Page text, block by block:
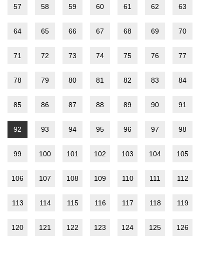
57 58 59 60 61 62 63
64 65 66 67 68 69 70
71 72 73 74 75 76 77
78 79 80 81 82 83 84
85 86 87 88 89 90 91
92 93 94 95 96 97 98
99 100 101 102 103 104 105
106 107 108 109 110 111 112
113 114 115 116 117 118 119
120 121 122 123 124 125 126